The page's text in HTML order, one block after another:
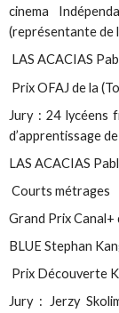
cinema
(représentante de
LAS ACACIAS
Prix OFAJ de la
Jury : 24 lycéens
d’apprentissage
LAS ACACIAS
Courts métrages
Grand Prix
BLUE Stephan
Prix Découverte
Jury : Jerzy